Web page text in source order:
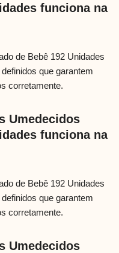
funciona na
de Bebê 192 Unidades
que garantem
corretamente.
Umedecidos
funciona na
de Bebê 192 Unidades
que garantem
corretamente.
Umedecidos